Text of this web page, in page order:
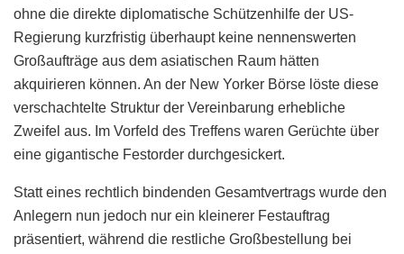
ohne die direkte diplomatische Schützenhilfe der US-
Regierung kurzfristig überhaupt keine nennenswerten
Großaufträge aus dem asiatischen Raum hätten
akquirieren können. An der New Yorker Börse löste diese
verschachtelte Struktur der Vereinbarung erhebliche
Zweifel aus. Im Vorfeld des Treffens waren Gerüchte über
eine gigantische Festorder durchgesickert.
Statt eines rechtlich bindenden Gesamtvertrags wurde den
Anlegern nun jedoch nur ein kleinerer Festauftrag
präsentiert, während die restliche Großbestellung bei